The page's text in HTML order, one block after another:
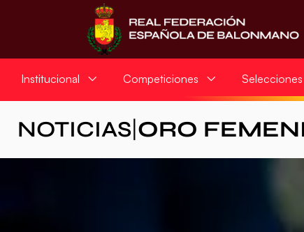
Institucional Competiciones Selecciones
NOTICIAS ORO